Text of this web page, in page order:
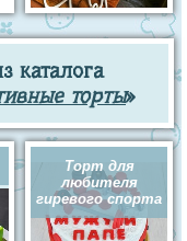
каталога
торты»
Торт для
любителя
гиревого спорта